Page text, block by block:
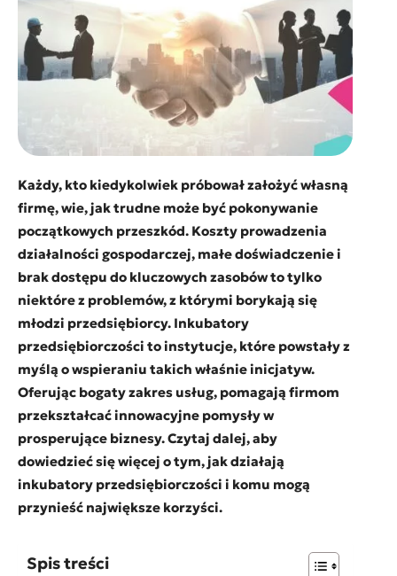
Każdy, kto kiedykolwiek próbował założyć własną
firmę, wie, jak trudne może być pokonywanie
początkowych przeszkód. Koszty prowadzenia
działalności gospodarczej, małe doświadczenie i
brak dostępu do kluczowych zasobów to tylko
niektóre z problemów, z którymi borykają się
młodzi przedsiębiorcy. Inkubatory
przedsiębiorczości to instytucje, które powstały z
myślą o wspieraniu takich właśnie inicjatyw.
Oferując bogaty zakres usług, pomagają firmom
przekształcać innowacyjne pomysły w
prosperujące biznesy. Czytaj dalej, aby
dowiedzieć się więcej o tym, jak działają
inkubatory przedsiębiorczości i komu mogą
przynieść największe korzyści.
Spis treści